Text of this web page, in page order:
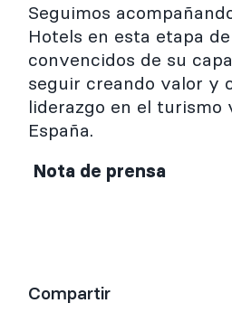
Seguimos
Hotels en esta etapa
convencidos de su
seguir creando valor y
liderazgo en el turismo
España.
Nota de prensa
Compartir